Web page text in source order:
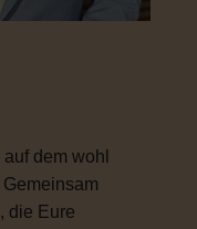
dem wohl
die Eure